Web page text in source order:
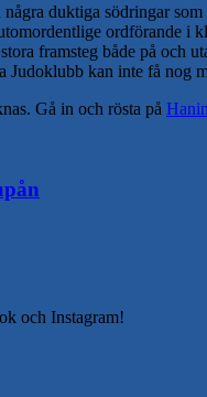
några duktiga södringar
ordförande i
framsteg både på och
Judoklubb kan inte få nog
Gå in och rösta på
och Instagram!